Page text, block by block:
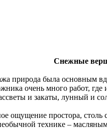
Снежные
природа была основным
очень много работ,
и закаты, лунный и
ощущение простора,
технике –